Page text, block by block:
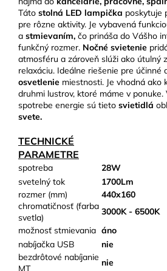
Táto stolná LED lampička poskytuje
pre rôzne aktivity. Je vybavená
a stmievaním, čo prináša do Vášho
funkčný rozmer. Nočné svietenie
atmosféru a zároveň slúži ako útulný
relaxáciu. Ideálne riešenie pre účinné
osvetlenie miestnosti. Je vhodná ako
druhmi lustrov, ktoré máme v ponuke.
spotrebe energie sú tieto svietidlá
svete.
TECHNICKÉ
PARAMETRE
spotreba
28W
svetelný tok
1700Lm
rozmer (mm)
440x160
chromatičnosť (farba
svetla)
3000K - 6500K
možnosť stmievania áno
nabíjačka USB
nie
bezdrôtové nabíjanie
MT
nie